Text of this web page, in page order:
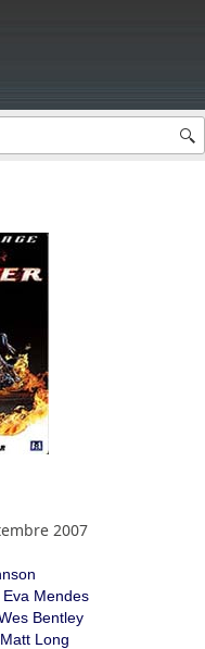
2007
Eva Mendes
Bentley
Matt Long